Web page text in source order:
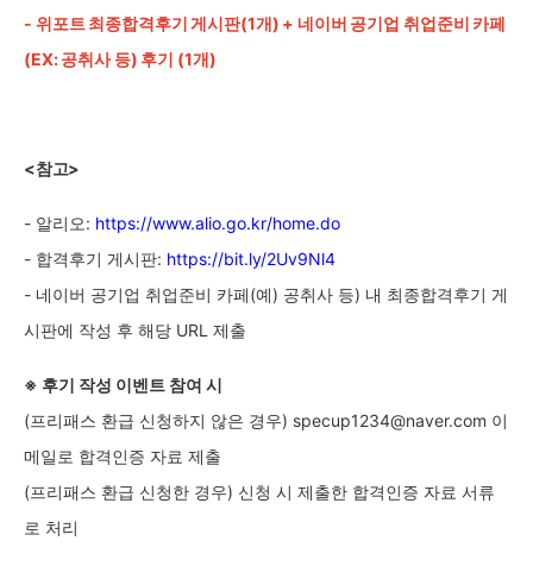
- 위포트 최종합격후기 게시판(1개) + 네이버 공기업 취업준비 카페
(EX: 공취사 등) 후기 (1개)
<참고>
- 알리오: https://www.alio.go.kr/home.do
- 합격후기 게시판: https://bit.ly/2Uv9Nl4
- 네이버 공기업 취업준비 카페(예) 공취사 등) 내 최종합격후기 게
시판에 작성 후 해당 URL 제출
※ 후기 작성 이벤트 참여 시
(프리패스 환급 신청하지 않은 경우) specup1234@naver.com 이
메일로 합격인증 자료 제출
(프리패스 환급 신청한 경우) 신청 시 제출한 합격인증 자료 서류
로 처리